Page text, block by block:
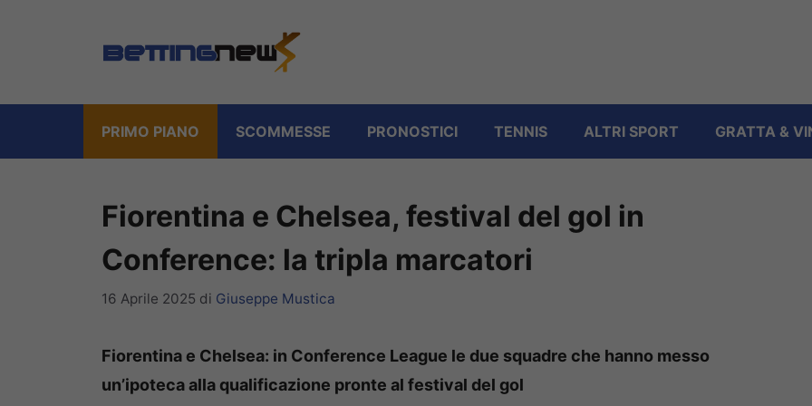
PRIMO PIANO SCOMMESSE PRONOSTICI TENNIS ALTRI SPORT GRATTA &
Fiorentina e Chelsea, festival del gol in
Conference: la tripla marcatori
16 Aprile 2025 di Giuseppe Mustica
Fiorentina e Chelsea: in Conference League le due squadre che hanno messo
un’ipoteca alla qualificazione pronte al festival del gol